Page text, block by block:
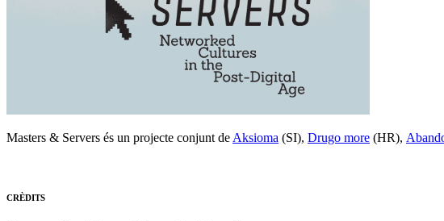
Masters & Servers és un projecte conjunt de Aksioma (SI), Drugo more (HR),
CRÈDITS